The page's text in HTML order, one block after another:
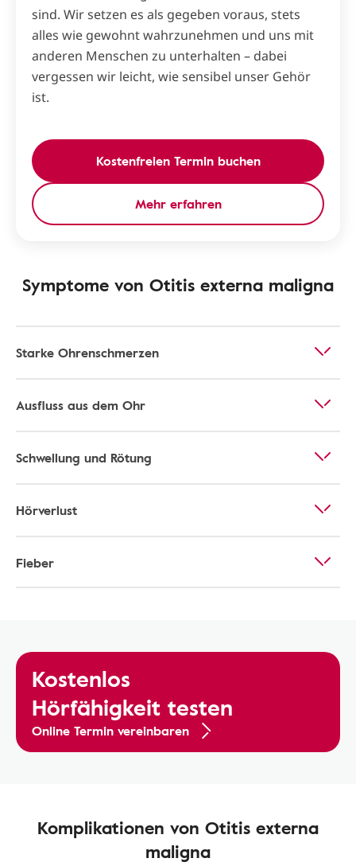
sind. Wir setzen es als gegeben voraus, stets
alles wie gewohnt wahrzunehmen und uns mit
anderen Menschen zu unterhalten – dabei
vergessen wir leicht, wie sensibel unser Gehör
ist.
Kostenfreien Termin buchen
Mehr erfahren
Symptome von Otitis externa maligna
Starke Ohrenschmerzen
Ausfluss aus dem Ohr
Schwellung und Rötung
Hörverlust
Fieber
Kostenlos
Hörfähigkeit testen
Online Termin vereinbaren
Komplikationen von Otitis externa
maligna